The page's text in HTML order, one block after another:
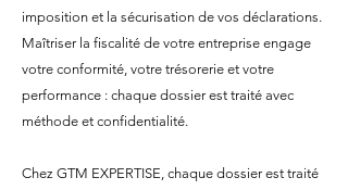
imposition et la sécurisation de vos déclarations.
Maîtriser la fiscalité de votre entreprise engage
votre conformité, votre trésorerie et votre
performance : chaque dossier est traité avec
méthode et confidentialité.
Chez GTM EXPERTISE, chaque dossier est traité